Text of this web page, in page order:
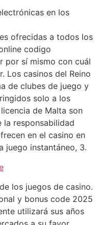
en los
ofrecidas a todos los
codigo
por sí mismo con cuál
Los casinos del Reino
de clubes de juego y
solo a los
de Malta son
la responsabilidad
en el casino en
juego instantáneo, 3.
los juegos de casino.
y bonus code 2025
utilizará sus años